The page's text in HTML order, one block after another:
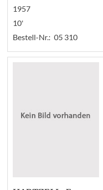
1957
10'
Bestell-Nr.: 05 310